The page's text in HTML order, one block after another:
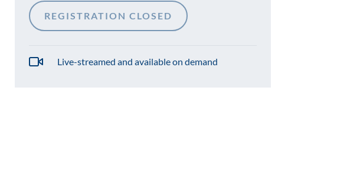
REGISTRATION CLOSED
Live-streamed and available on demand